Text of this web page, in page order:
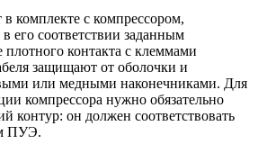
комплекте с компрессором,
его соответствии заданным
плотного контакта с клеммами
защищают от оболочки и
или медными наконечниками. Для
компрессора нужно обязательно
контур: он должен соответствовать
ПУЭ.